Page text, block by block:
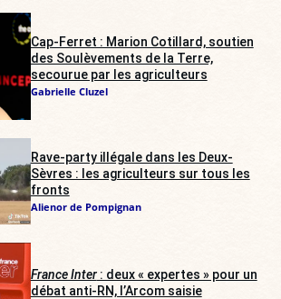
Cap-Ferret : Marion Cotillard, soutien
des Soulèvements de la Terre,
secourue par les agriculteurs
Gabrielle Cluzel
Rave-party illégale dans les Deux-
Sèvres : les agriculteurs sur tous les
fronts
Alienor de Pompignan
France Inter: deux « expertes » pour un
débat anti-RN, l’Arcom saisie